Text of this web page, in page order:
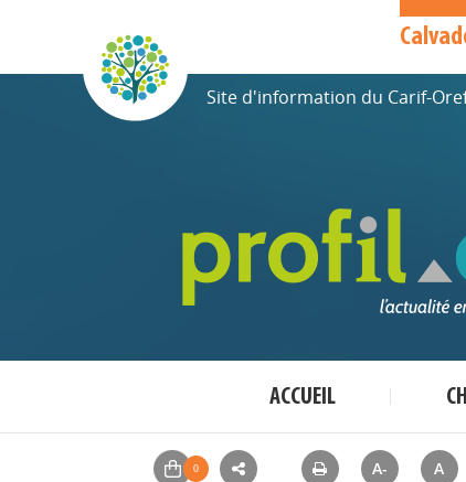
Site d'information du Carif-
ACCUEIL
A- A